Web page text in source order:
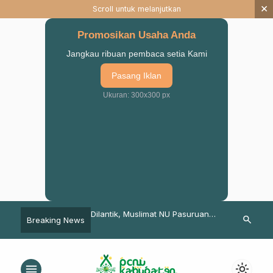
Scroll untuk melanjutkan ×
Promosikan Usaha Anda
Jangkau ribuan pembaca setia Kami
Pasang Iklan
Ukuran: 300x300 px
Breaking News
Pasuruan
Dilantik, Muslimat NU Pasuruan
Amanah
Sambut
Siapkan 8
search
menu light_mode